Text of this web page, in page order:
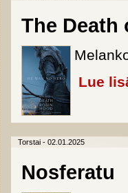
The Death
Lue
Torstai - 02.01.2025
Nosferatu